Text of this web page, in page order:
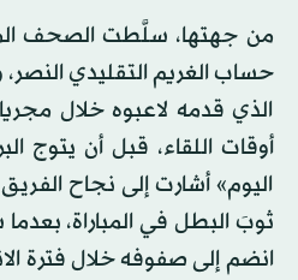
من جهتها، سلَّطت الصحف
حساب الغريم التقليدي
الذي قدمه لاعبوه خلال
أوقات اللقاء، قبل أن يتوج
اليوم» أشارت إلى نجاح
انضم إلى صفوفه خلال فترة